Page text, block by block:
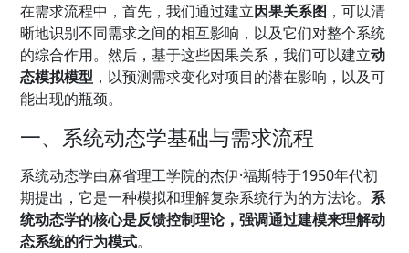
在需求流程中，首先，我们通过建立因果关系图 ，可以清
晰地识别不同需求之间的相互影响，以及它们对整个系统
的综合作用。然后，基于这些因果关系，我们可以建立动
态模拟模型 ，以预测需求变化对项目的潜在影响，以及可
能出现的瓶颈。
一、系统动态学基础与需求流程
系统动态学由麻省理工学院的杰伊·福斯特于1950年代初
期提出，它是一种模拟和理解复杂系统行为的方法论。系
统动态学的核心是反馈控制理论，强调通过建模来理解动
态系统的行为模式。